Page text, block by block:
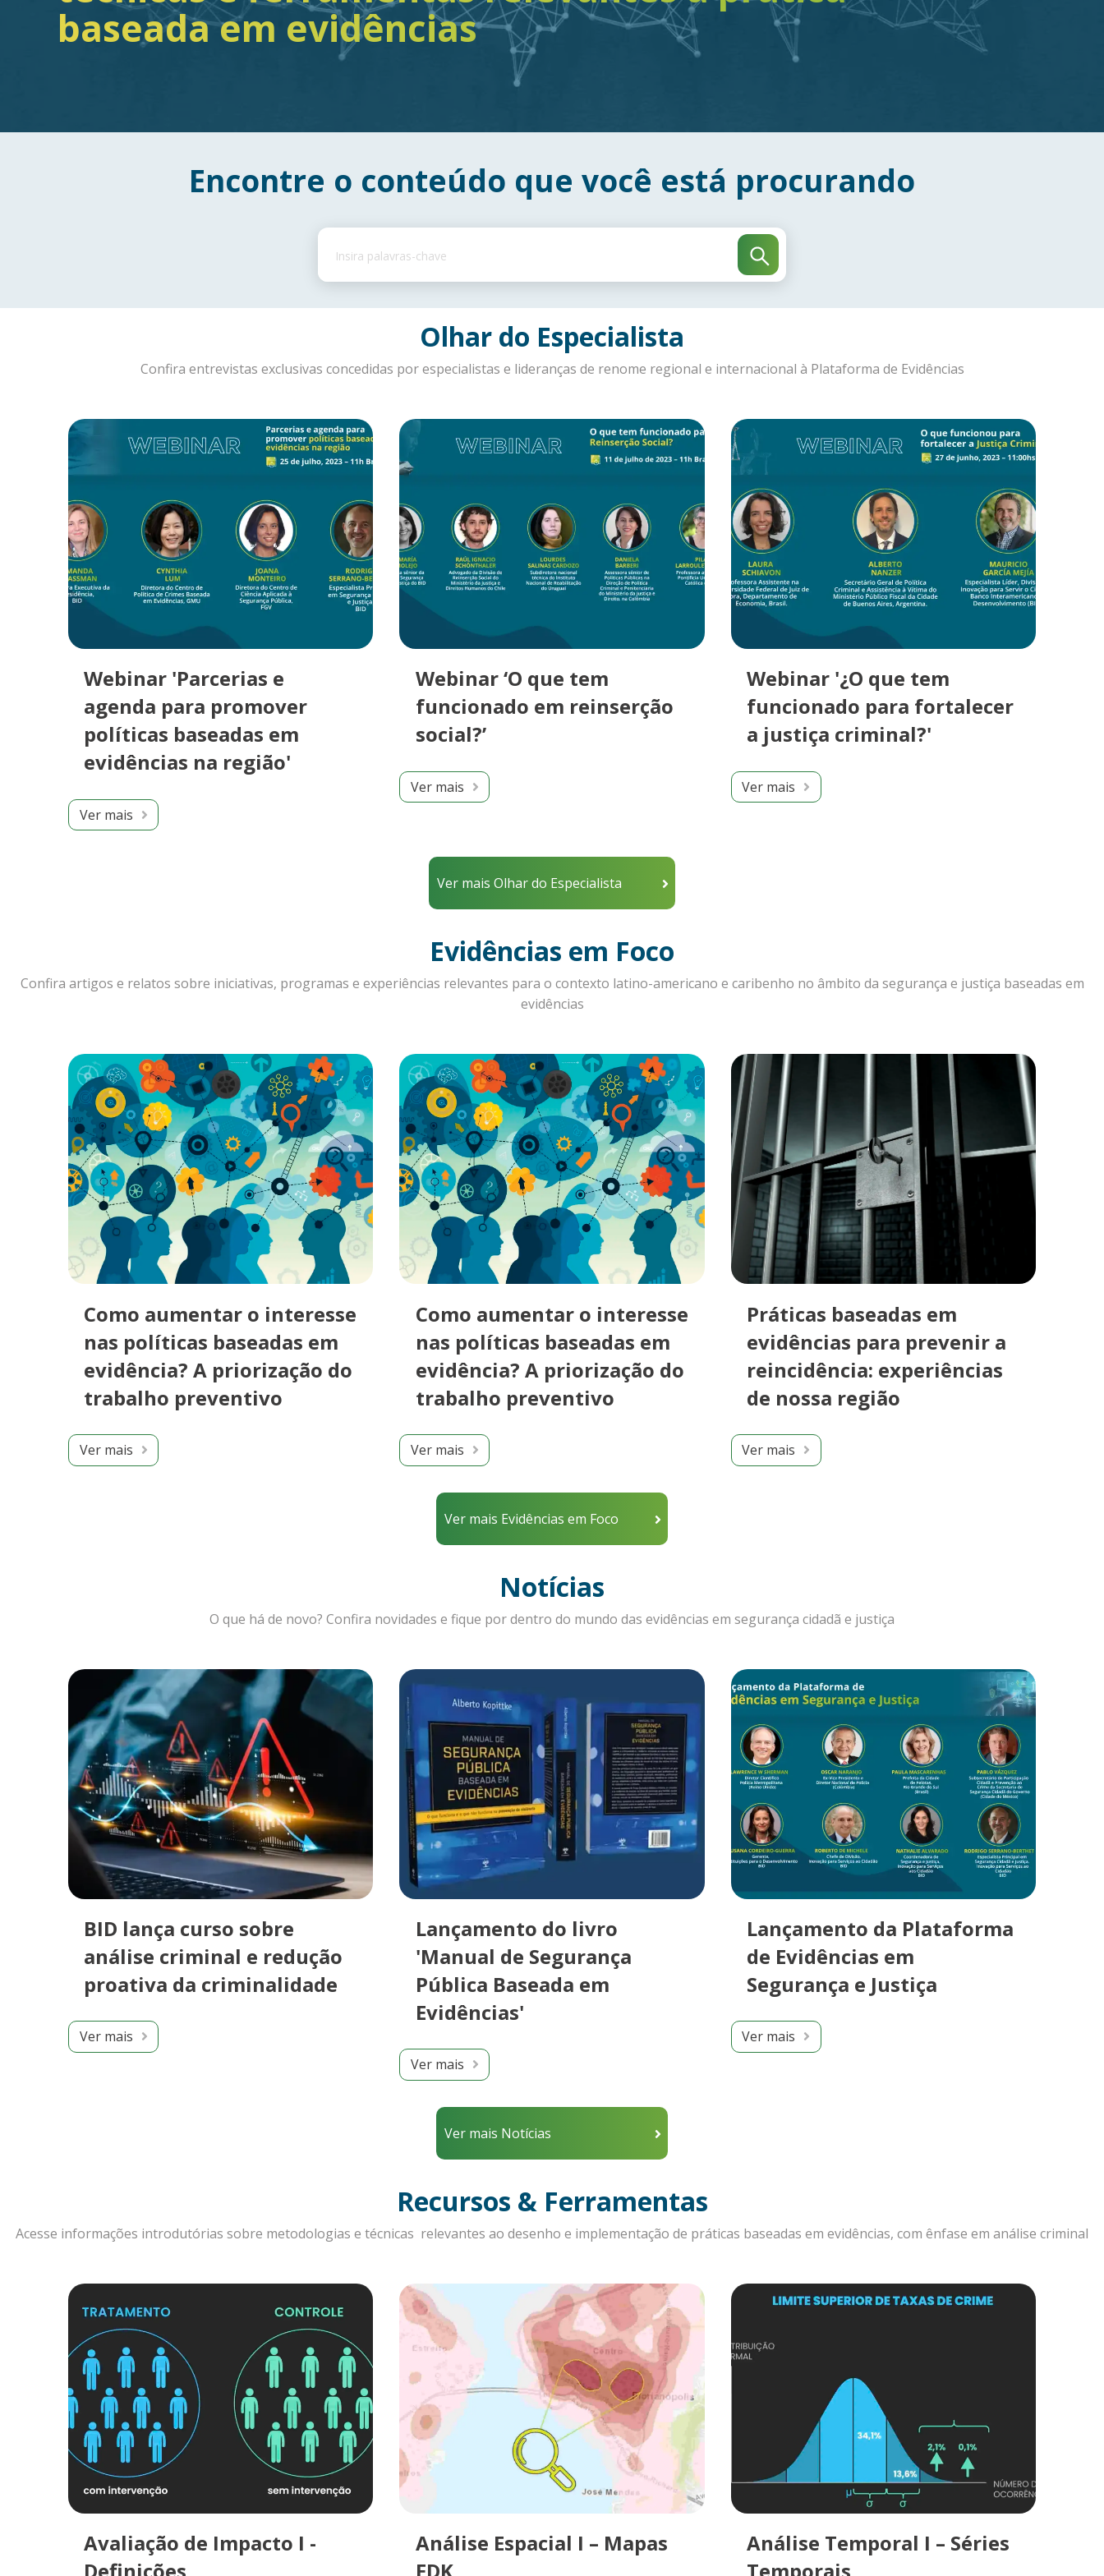
baseada em evidências
Encontre o conteúdo que você está procurando
Olhar do Especialista
Confira entrevistas exclusivas concedidas por especialistas e lideranças de renome regional e internacional à Plataforma de Evidências
Webinar 'Parcerias e
agenda para promover
políticas baseadas em
evidências na região'
Ver mais
Webinar ‘O que tem
funcionado em reinserção
social?’
Ver mais
Webinar '¿O que tem
funcionado para fortalecer
a justiça criminal?'
Ver mais
Ver mais Olhar do Especialista
Evidências em Foco
Confira artigos e relatos sobre iniciativas, programas e experiências relevantes para o contexto latino-americano e caribenho no âmbito da segurança e justiça baseadas em
evidências
Como aumentar o interesse
nas políticas baseadas em
evidência? A priorização do
trabalho preventivo
Ver mais
Como aumentar o interesse
nas políticas baseadas em
evidência? A priorização do
trabalho preventivo
Ver mais
Práticas baseadas em
evidências para prevenir a
reincidência: experiências
de nossa região
Ver mais
Ver mais Evidências em Foco
Notícias
O que há de novo? Confira novidades e fique por dentro do mundo das evidências em segurança cidadã e justiça
BID lança curso sobre
análise criminal e redução
proativa da criminalidade
Ver mais
Lançamento do livro
'Manual de Segurança
Pública Baseada em
Evidências'
Ver mais
Lançamento da Plataforma
de Evidências em
Segurança e Justiça
Ver mais
Ver mais Notícias
Recursos & Ferramentas
Acesse informações introdutórias sobre metodologias e técnicas relevantes ao desenho e implementação de práticas baseadas em evidências, com ênfase em análise criminal
Avaliação de Impacto I -
Definições
Análise Espacial I – Mapas
EDK
Análise Temporal I – Séries
Temporais